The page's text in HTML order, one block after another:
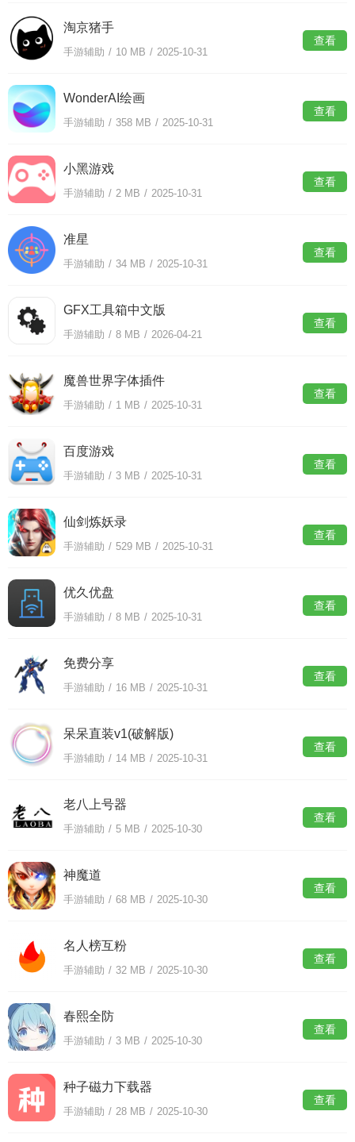
淘京猪手
手游辅助 / 10 MB / 2025-10-31
查看
WonderAI绘画
手游辅助 / 358 MB / 2025-10-31
查看
小黑游戏
手游辅助 / 2 MB / 2025-10-31
查看
准星
手游辅助 / 34 MB / 2025-10-31
查看
GFX工具箱中文版
手游辅助 / 8 MB / 2026-04-21
查看
魔兽世界字体插件
手游辅助 / 1 MB / 2025-10-31
查看
百度游戏
手游辅助 / 3 MB / 2025-10-31
查看
仙剑炼妖录
手游辅助 / 529 MB / 2025-10-31
查看
优久优盘
手游辅助 / 8 MB / 2025-10-31
查看
免费分享
手游辅助 / 16 MB / 2025-10-31
查看
呆呆直装v1(破解版)
手游辅助 / 14 MB / 2025-10-31
查看
老八上号器
手游辅助 / 5 MB / 2025-10-30
查看
神魔道
手游辅助 / 68 MB / 2025-10-30
查看
名人榜互粉
手游辅助 / 32 MB / 2025-10-30
查看
春熙全防
手游辅助 / 3 MB / 2025-10-30
查看
种子磁力下载器
手游辅助 / 28 MB / 2025-10-30
查看